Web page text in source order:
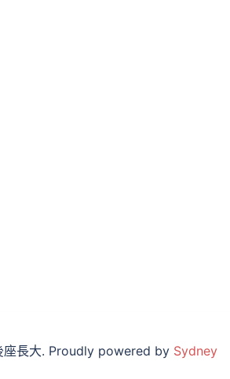
長大. Proudly powered by Sydney